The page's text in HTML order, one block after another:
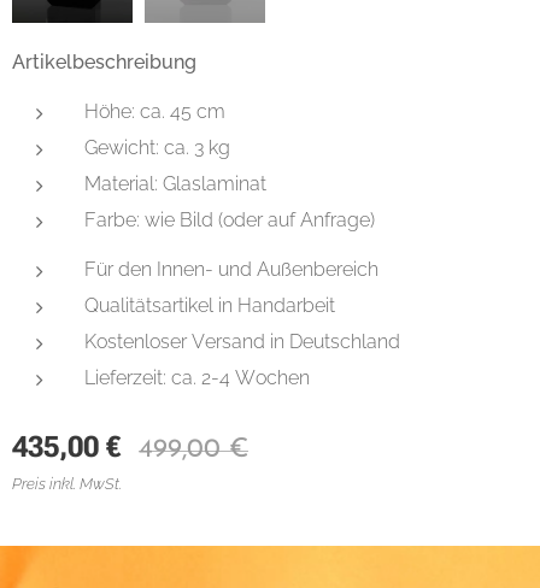
Artikelbeschreibung
Höhe: ca. 45 cm
Gewicht: ca. 3 kg
Material: Glaslaminat
Farbe: wie Bild (oder auf Anfrage)
Für den Innen- und Außenbereich
Qualitätsartikel in Handarbeit
Kostenloser Versand in Deutschland
Lieferzeit: ca. 2-4 Wochen
435,00 € 499,00€
Preis inkl. MwSt.